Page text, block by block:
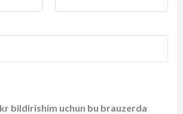
bildirishim uchun bu brauzerda